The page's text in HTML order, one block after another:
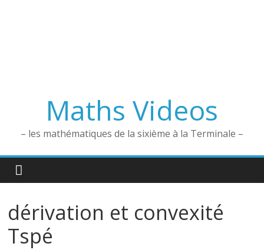
Maths Videos
– les mathématiques de la sixième à la Terminale –
dérivation et convexité
Tspé